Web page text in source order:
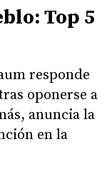
Top 5
responde
oponerse a
anuncia la
en la